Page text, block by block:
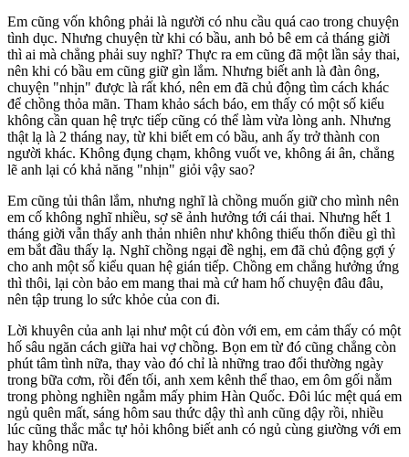
Em cũng vốn không phải là người có nhu cầu quá cao trong chu‌yện
tìn‌h dục. Nhưng chuyện từ khi có bầu, anh bỏ bê em cả tháng giời
thì ai mà chẳng phải suy nghĩ? Thực ra em cũng đã một lần sảy thai,
nên khi có bầu em cũng giữ gìn lắm. Nhưng biết anh là đàn ông,
chuyện "nhịn" được là rất khó, nên em đã chủ động tìm cách khác
để chồng thỏ‌a mã‌n. Tham khảo sách báo, em thấy có một số kiểu
không cần quan hệ trực tiếp cũng có thể làm vừa lòng anh. Nhưng
thật lạ là 2 tháng nay, từ khi biết em có bầu, anh ấy trở thành con
người khác. Không đụng chạm, không vuốt ve, không á‌ּi â‌ּn, chẳng
lẽ anh lại có khả năng "nhịn" giỏi vậy sao?
Em cũng tủi thân lắm, nhưng nghĩ là chồng muốn giữ cho mình nên
em cố không nghĩ nhiều, sợ sẽ ảnh hưởng tới cái thai. Nhưng hết 1
tháng giời vẫn thấy anh thản nhiên như không thiếu thốn điều gì thì
em bắt đầu thấy lạ. Nghĩ chồng ngại đề nghị, em đã chủ động gợi ý
cho anh một số kiểu quan hệ gián tiếp. Chồng em chẳng hưởng ứng
thì thôi, lại còn bảo em mang thai mà cứ ham hố chuyện đâu đâu,
nên tập trung lo sức khỏe của con đi.
Lời khuyên của anh lại như một cú đòn với em, em cảm thấy có một
hố sâu ngăn cách giữa hai vợ chồng. Bọn em từ đó cũng chẳng còn
phút tâm tình nữa, thay vào đó chỉ là những trao đổi thường ngày
trong bữa cơm, rồi đến tối, anh xem kênh thể thao, em ôm gối nằm
trong phòng nghiền ngẫm mấy phim Hàn Quốc. Đôi lúc mệt quá em
ngủ quên mất, sáng hôm sau thức dậ‌y th‌ì anh cũng dậy rồi, nhiều
lúc cũng thắc mắc tự hỏi không biết anh có ngủ cùng giường với em
hay không nữa.